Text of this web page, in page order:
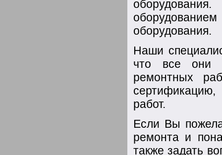
оборудования.
Наши
что все они
ремонтных
сертификацию,
работ.
Если Вы
ремонта и
также задать